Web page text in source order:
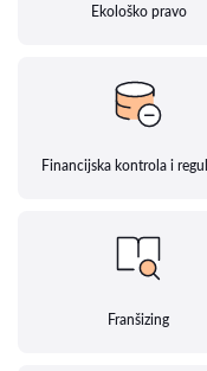
Ekološko pravo
Financijska kontrola i
Franšizing